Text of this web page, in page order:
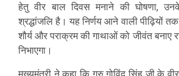
हेतु वीर बाल दिवस मनाने की घोषणा,
श्रद्धांजलि है। यह निर्णय आने वाली पीढ़ियों तक
शौर्य और पराक्रम की गाथाओं को जीवंत बनाए
निभाएगा।